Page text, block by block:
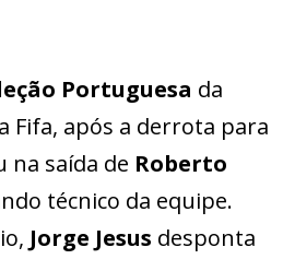
Portuguesa da
Fifa, após a derrota para
na saída de Roberto
técnico da equipe.
Jorge Jesus desponta